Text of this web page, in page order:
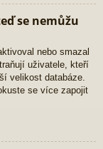
se nemůžu
nebo smazal
uživatele, kteří
velikost databáze.
se více zapojit